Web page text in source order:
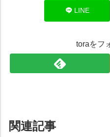
LINE
toraをフ
関連記事